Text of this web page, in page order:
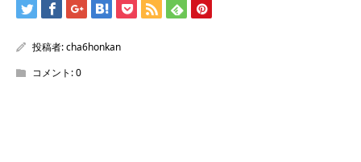
投稿者:cha6honkan
コメント:0